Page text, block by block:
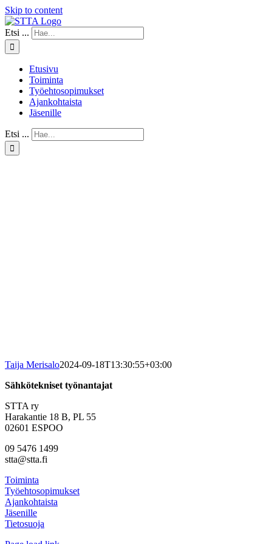
Skip to content
Etsi ...
Etusivu
Toiminta
Työehtosopimukset
Ajankohtaista
Jäsenille
Etsi ...
Taija Merisalo2024-09-18T13:30:55+03:00
Sähkötekniset työnantajat
STTA ry
Harakantie 18 B, PL 55
02601 ESPOO
09 5476 1499
stta@stta.fi
Toiminta
Työehtosopimukset
Ajankohtaista
Jäsenille
Tietosuoja